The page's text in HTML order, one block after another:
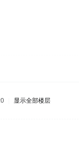
显示全部楼层